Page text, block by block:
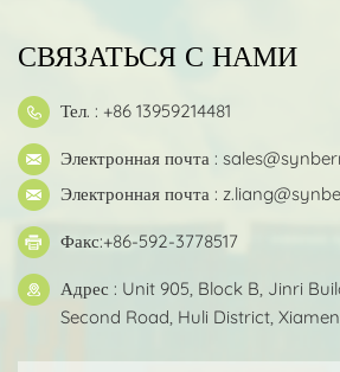
СВЯЗАТЬСЯ С НАМИ
Тел. : +86 13959214481
Электронная почта :
Электронная почта :
Факс:+86-592-3778517
Адрес : Unit 905, Block B, Jinri
Second Road, Huli District,